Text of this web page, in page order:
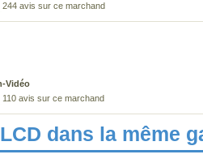
244 avis sur ce marchand
Vidéo
110 avis sur ce marchand
dans la même